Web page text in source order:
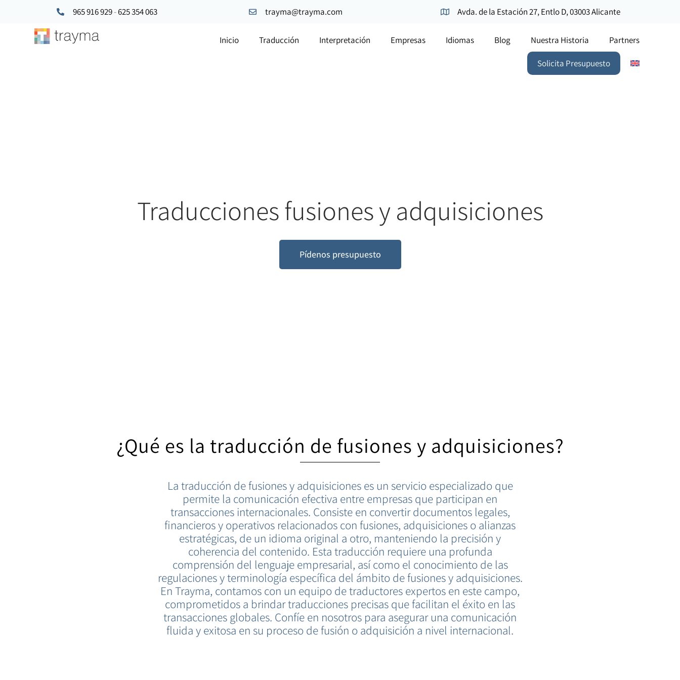
965 916 929-625 354 063 trayma@trayma.com Avda. de la Estación 27, Entlo D, 03003 Alicante
Inicio Traducción Interpretación Empresas Idiomas Blog Nuestra Historia Partners
Solicita Presupuesto
Traducciones fusiones y adquisiciones
Pídenos presupuesto
¿Qué es la traducción de fusiones y adquisiciones?
La traducción de fusiones y adquisiciones es un servicio especializado que
permite la comunicación efectiva entre empresas que participan en
transacciones internacionales. Consiste en convertir documentos legales,
financieros y operativos relacionados con fusiones, adquisiciones o alianzas
estratégicas, de un idioma original a otro, manteniendo la precisión y
coherencia del contenido. Esta traducción requiere una profunda
comprensión del lenguaje empresarial, así como el conocimiento de las
regulaciones y terminología específica del ámbito de fusiones y adquisiciones.
En Trayma, contamos con un equipo de traductores expertos en este campo,
comprometidos a brindar traducciones precisas que facilitan el éxito en las
transacciones globales. Confíe en nosotros para asegurar una comunicación
fluida y exitosa en su proceso de fusión o adquisición a nivel internacional.